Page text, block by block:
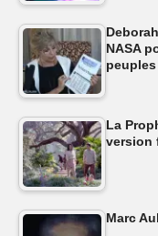
NASA
peuples
La
version
Marc